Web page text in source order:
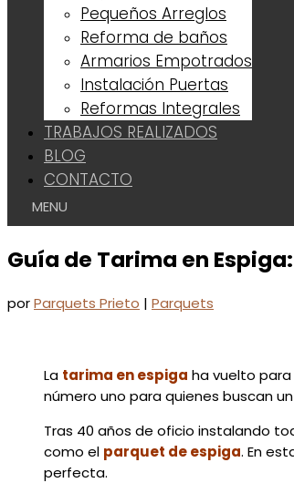
Pequeños Arreglos
Reforma de baños
Armarios Empotrados
Instalación Puertas
Reformas Integrales
TRABAJOS REALIZADOS
BLOG
CONTACTO
Guía de Tarima en
porParquets Prieto | Parquets
La tarima en espiga ha vuelto para
número uno para quienes buscan
Tras 40 años de oficio instalando
como el parquet de espiga. En
perfecta.